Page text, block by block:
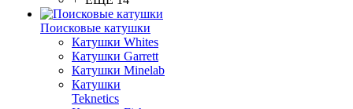
Поисковые катушки
Катушки Whites
Катушки Garrett
Катушки Minelab
Катушки
Teknetics